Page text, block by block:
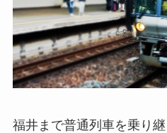
福井まで普通列車を乗り継